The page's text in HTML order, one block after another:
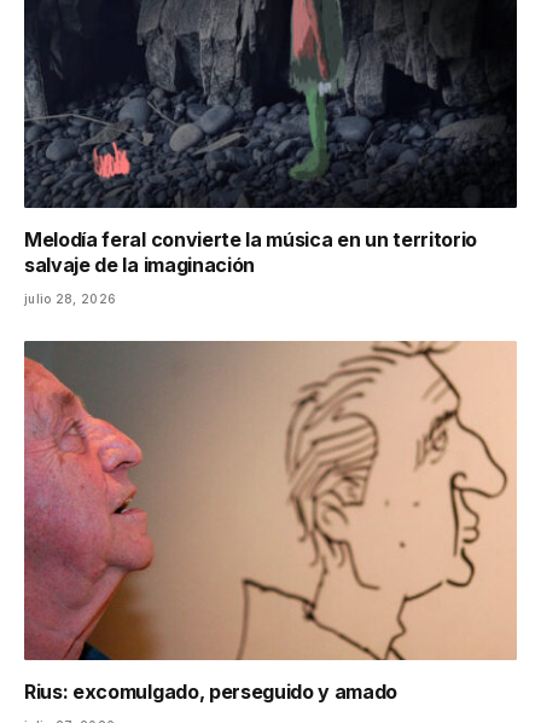
Melodía feral convierte la música en un territorio
salvaje de la imaginación
julio 28, 2026
Rius: excomulgado, perseguido y amado